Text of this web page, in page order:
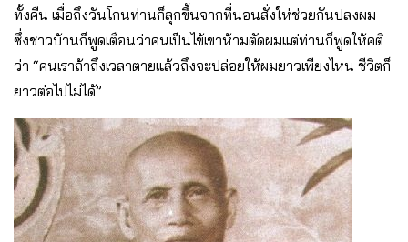
ทั้งคืน เมื่อถึงวันโกนท่านก็ลุกขึ้นจากที่นอนสั่งให่ช่วยกันปลงผม
ซึ่งชาวบ้านก็พูดเตือนว่าคนเป็นไข้เขาห้ามตัดผมแต่ท่านก็พูดให้คติ
ว่า “คนเราถ้าถึงเวลาตายแล้วถึงจะปล่อยให้ผมยาวเพียงไหน ชีวิตก็
ยาวต่อไปไม่ได้”